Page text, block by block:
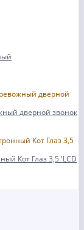
дверной звонок
Кот Глаз 3,5 'LCD